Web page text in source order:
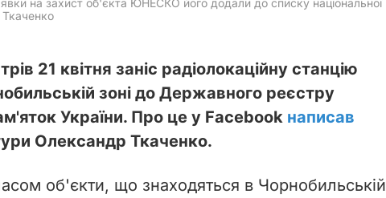
на захист об'єкта ЮНЕСКО його додали до списку національної
21 квітня заніс радіолокаційну станцію
зоні до Державного реєстру
України. Про це у Facebook написав
Олександр Ткаченко.
об'єкти, що знаходяться в Чорнобильській